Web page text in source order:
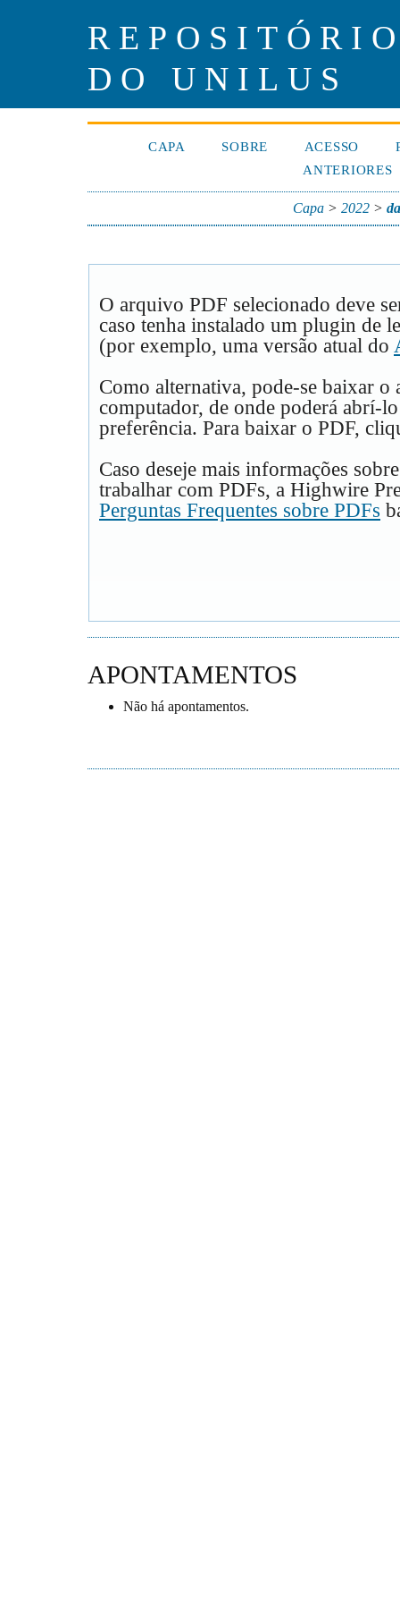
DO UNILUS
CAPA SOBRE ACESSO
ANTERIORES
Capa >2022 >
O arquivo PDF selecionado deve
caso tenha instalado um plugin de
(por exemplo, uma versão atual do
Como alternativa, pode-se baixar
computador, de onde poderá abrí-
preferência. Para baixar o PDF,
Caso deseje mais informações
trabalhar com PDFs, a Highwire
Perguntas Frequentes sobre PDFs
APONTAMENTOS
Não há apontamentos.